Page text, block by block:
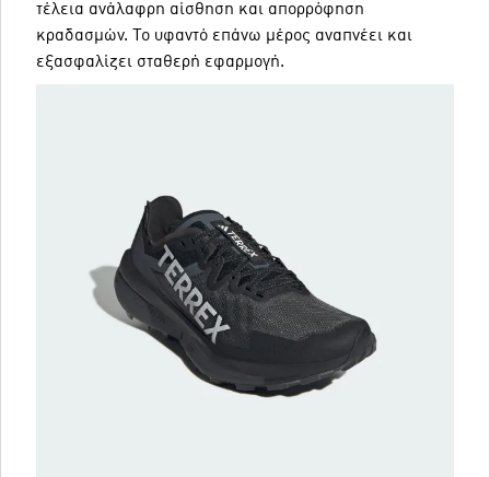
τέλεια ανάλαφρη αίσθηση και απορρόφηση
κραδασμών. Το υφαντό επάνω μέρος αναπνέει και
εξασφαλίζει σταθερή εφαρμογή.